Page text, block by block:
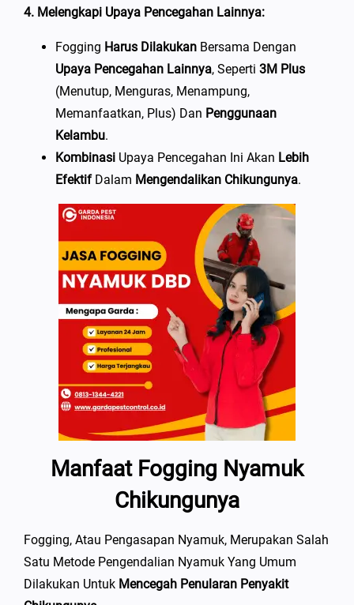
4. Melengkapi Upaya Pencegahan Lainnya:
Fogging Harus Dilakukan Bersama Dengan
Upaya Pencegahan Lainnya, Seperti 3M Plus
(Menutup, Menguras, Menampung,
Memanfaatkan, Plus) Dan Penggunaan
Kelambu.
Kombinasi Upaya Pencegahan Ini Akan Lebih
EfektifDalam Mengendalikan Chikungunya.
Manfaat Fogging Nyamuk
Chikungunya
Fogging, Atau Pengasapan Nyamuk, Merupakan Salah
Satu Metode Pengendalian Nyamuk Yang Umum
Dilakukan Untuk Mencegah Penularan Penyakit